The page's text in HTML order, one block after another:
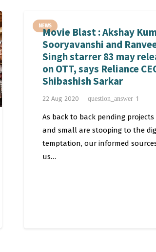
NEWS
Movie Blast : Akshay
Sooryavanshi and
Singh starrer 83 may
on OTT, says Reliance
Shibashish Sarkar
22 Aug 2020 question_answer 1
As back to back pending projects
and small are stooping to the
temptation, our informed
us…